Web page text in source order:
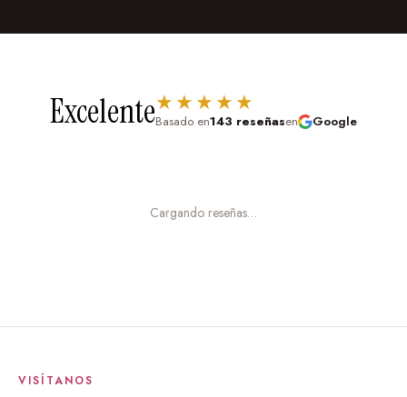
Excelente★★★★★
Basado en143 reseñasen Google
Cargando reseñas…
VISÍTANOS